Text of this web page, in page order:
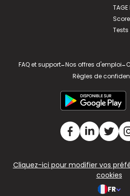
TAGE
FAQ et support-Nos offres d'emploi-
Règles de
Cliquez-ici pour modifier vos
cookies
FR